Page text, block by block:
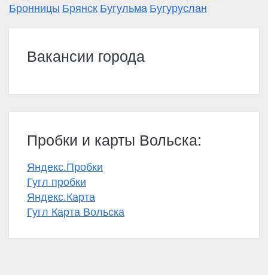
Бронницы Брянск Бугульма Бугуруслан
Вакансии города
Пробки и карты Вольска:
Яндекс.Пробки
Гугл пробки
Яндекс.Карта
Гугл Карта Вольска